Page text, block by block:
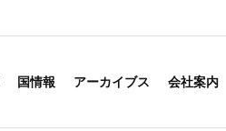
国情報 アーカイブス 会社案内